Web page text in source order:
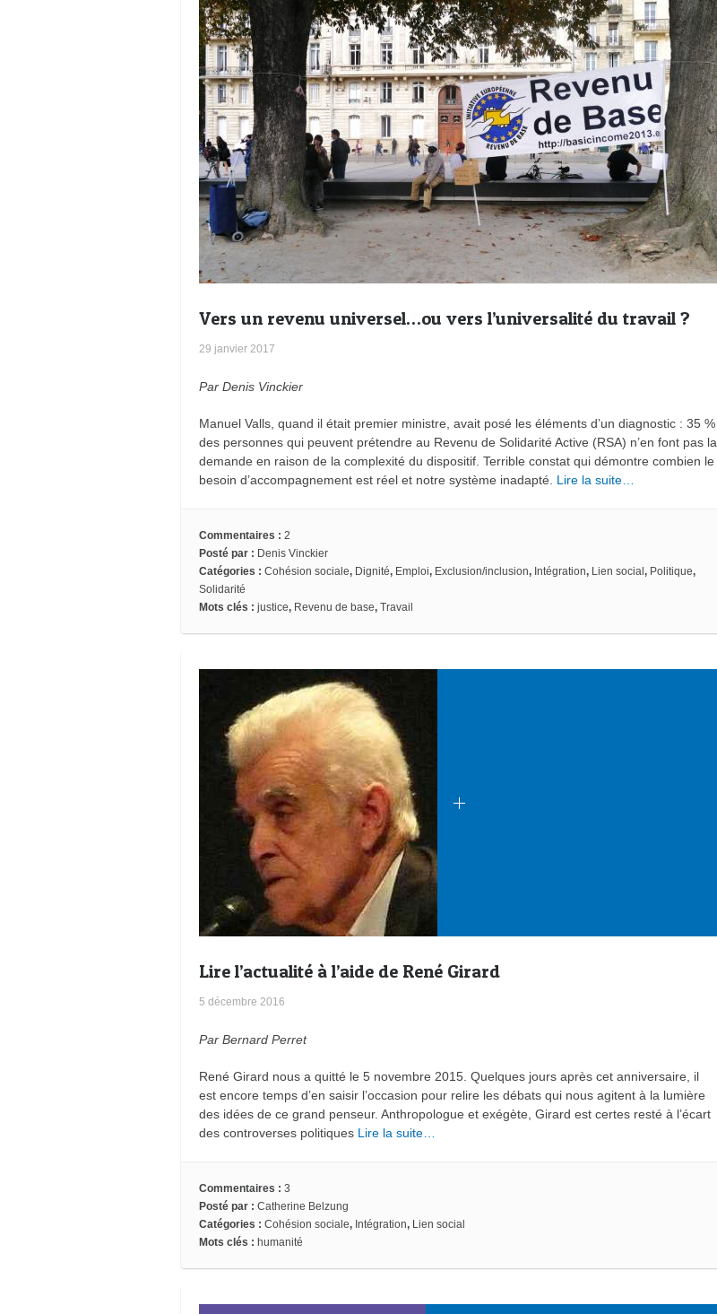
Vers un revenu universel…ou vers l’universalité du travail ?
29 janvier 2017
Par Denis Vinckier
Manuel Valls, quand il était premier ministre, avait posé les éléments d’un diagnostic : 35 %
des personnes qui peuvent prétendre au Revenu de Solidarité Active (RSA) n’en font pas la
demande en raison de la complexité du dispositif. Terrible constat qui démontre combien le
besoin d’accompagnement est réel et notre système inadapté. Lire la suite…
Commentaires : 2
Posté par : Denis Vinckier
Catégories : Cohésion sociale, Dignité, Emploi, Exclusion/inclusion, Intégration, Lien social , Politique,
Solidarité
Mots clés : justice, Revenu de base, Travail
Lire l’actualité à l’aide de René Girard
5 décembre 2016
Par Bernard Perret
René Girard nous a quitté le 5 novembre 2015. Quelques jours après cet anniversaire, il
est encore temps d’en saisir l’occasion pour relire les débats qui nous agitent à la lumière
des idées de ce grand penseur. Anthropologue et exégète, Girard est certes resté à l’écart
des controverses politiques Lire la suite…
Commentaires : 3
Posté par : Catherine Belzung
Catégories : Cohésion sociale, Intégration, Lien social
Mots clés : humanité